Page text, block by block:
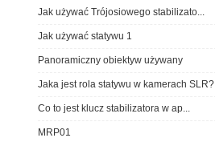
Jak używać Trójosiowego stabilizato...
Jak używać statywu 1
Panoramiczny obiektyw używany
Jaka jest rola statywu w kamerach SLR?
Co to jest klucz stabilizatora w ap...
MRP01